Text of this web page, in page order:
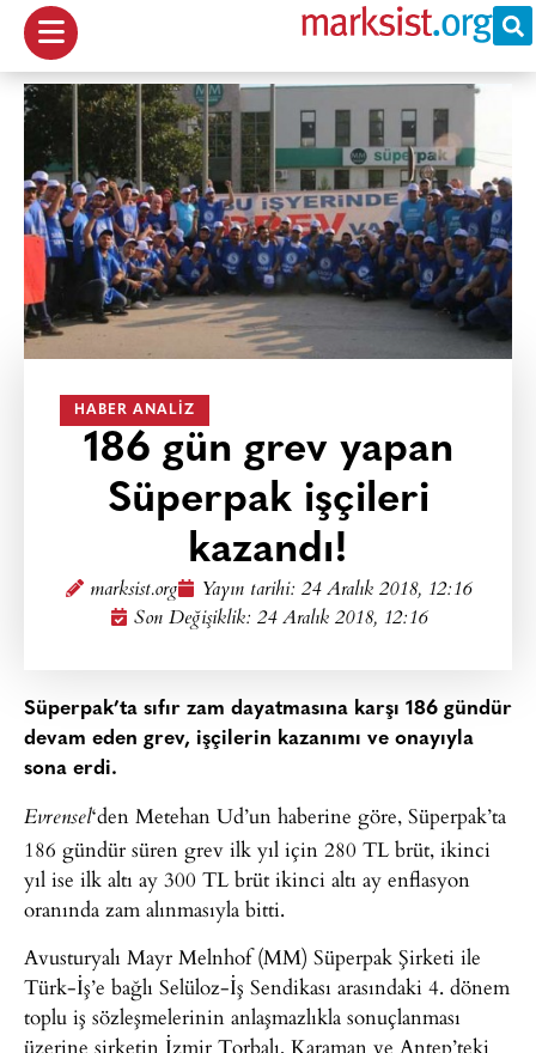
HABER ANALIZ
186 gün grev yapan
Süperpak işçileri
kazandı!
marksist.org Yayın tarihi: 24 Aralık 2018, 12:16
Son Değişiklik: 24 Aralık 2018, 12:16
Süperpak’ta sıfır zam dayatmasına karşı 186 gündür
devam eden grev, işçilerin kazanımı ve onayıyla
sona erdi.
Evrensel‘den Metehan Ud’un haberine göre, Süperpak’ta
186 gündür süren grev ilk yıl için 280 TL brüt, ikinci
yıl ise ilk altı ay 300 TL brüt ikinci altı ay enflasyon
oranında zam alınmasıyla bitti.
Avusturyalı Mayr Melnhof (MM) Süperpak Şirketi ile
Türk-İş’e bağlı Selüloz-İş Sendikası arasındaki 4. dönem
toplu iş sözleşmelerinin anlaşmazlıkla sonuçlanması
üzerine şirketin İzmir Torbalı, Karaman ve Antep’teki